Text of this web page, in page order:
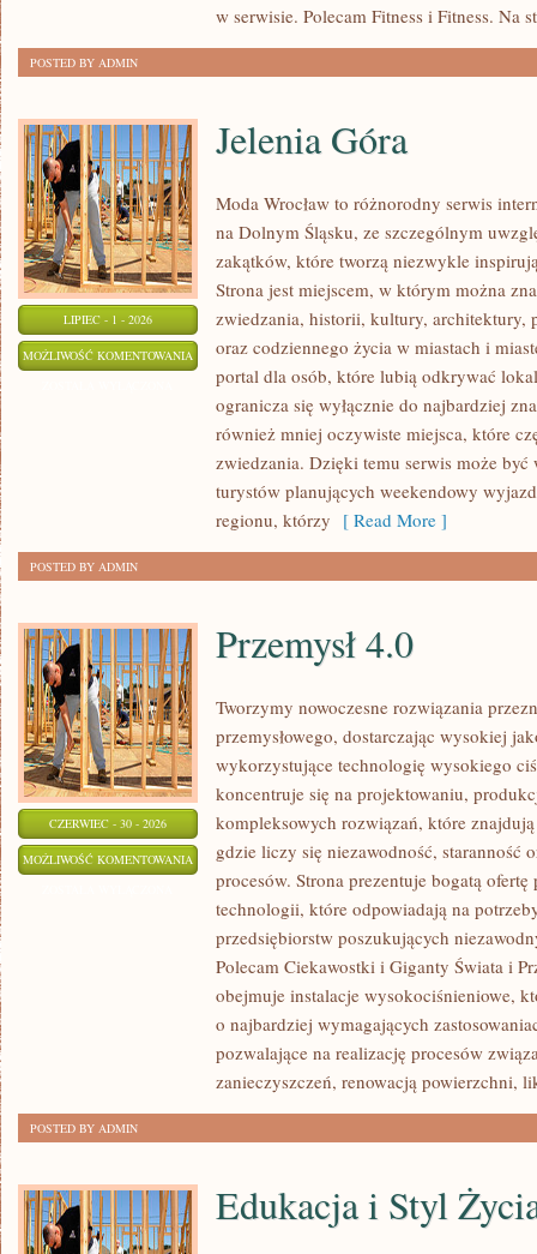
w serwisie. Polecam Fitness i Fitness. Na
POSTED BY ADMIN
LIPIEC - 1 - 2026
MOŻLIWOŚĆ KOMENTOWANIA JELENIA
GÓRA
Jelenia Góra
Moda Wrocław to różnorodny serwis
na Dolnym Śląsku, ze szczególnym
zakątków, które tworzą niezwykle
Strona jest miejscem, w którym można
zwiedzania, historii, kultury, architektury,
oraz codziennego życia w miastach i
portal dla osób, które lubią odkrywać
ogranicza się wyłącznie do najbardziej
również mniej oczywiste miejsca, które
zwiedzania. Dzięki temu serwis może
turystów planujących weekendowy
regionu, którzy [ Read More ]
POSTED BY ADMIN
CZERWIEC - 30 - 2026
MOŻLIWOŚĆ KOMENTOWANIA PRZEMYSŁ
Przemysł 4.0
Tworzymy nowoczesne rozwiązania
przemysłowego, dostarczając wysokiej
wykorzystujące technologię wysokiego
koncentruje się na projektowaniu,
kompleksowych rozwiązań, które
gdzie liczy się niezawodność, staranność
procesów. Strona prezentuje bogatą ofertę
technologii, które odpowiadają na
przedsiębiorstw poszukujących
Polecam Ciekawostki i Giganty Świata i
obejmuje instalacje wysokociśnieniowe,
o najbardziej wymagających
pozwalające na realizację procesów
zanieczyszczeń, renowacją powierzchni,
POSTED BY ADMIN
Edukacja i Styl